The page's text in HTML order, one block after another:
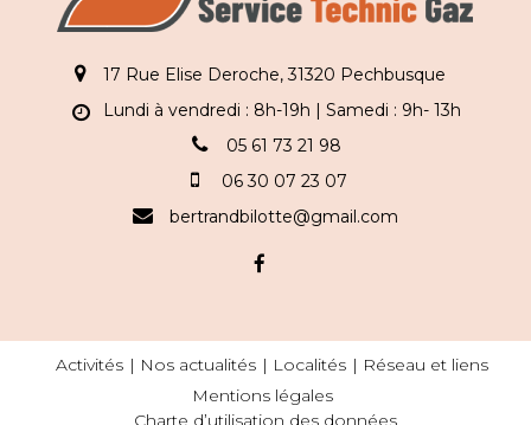
17 Rue Elise Deroche, 31320 Pechbusque
Lundi à vendredi : 8h-19h | Samedi : 9h- 13h
05 61 73 21 98
06 30 07 23 07
bertrandbilotte@gmail.com
Activités Nos actualités Localités
Réseau et liens
Mentions légales
Charte d’utilisation des données